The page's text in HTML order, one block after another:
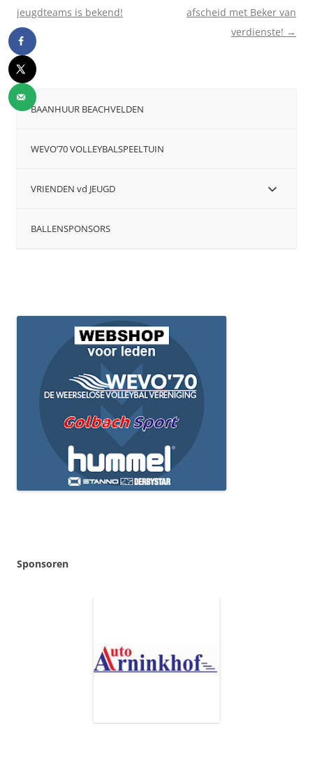
jeugdteams is bekend!
afscheid met Beker van
verdienste! →
BAANHUUR BEACHVELDEN
WEVO’70 VOLLEYBALSPEELTUIN
VRIENDEN vd JEUGD
BALLENSPONSORS
Sponsoren